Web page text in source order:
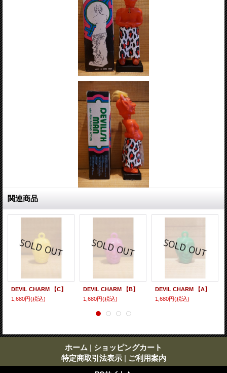
関連商品
DEVIL CHARM 【C】
1,680円(税込)
DEVIL CHARM 【B】
1,680円(税込)
DEVIL CHARM 【A】
1,680円(税込)
ホーム | ショッピングカート
特定商取引法表示 | ご利用案内